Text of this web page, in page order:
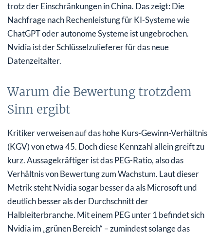
trotz der Einschränkungen in China. Das zeigt: Die
Nachfrage nach Rechenleistung für KI-Systeme wie
ChatGPT oder autonome Systeme ist ungebrochen.
Nvidia ist der Schlüsselzulieferer für das neue
Datenzeitalter.
Warum die Bewertung trotzdem
Sinn ergibt
Kritiker verweisen auf das hohe Kurs-Gewinn-Verhältnis
(KGV) von etwa 45. Doch diese Kennzahl allein greift zu
kurz. Aussagekräftiger ist das PEG-Ratio, also das
Verhältnis von Bewertung zum Wachstum. Laut dieser
Metrik steht Nvidia sogar besser da als Microsoft und
deutlich besser als der Durchschnitt der
Halbleiterbranche. Mit einem PEG unter 1 befindet sich
Nvidia im „grünen Bereich“ – zumindest solange das